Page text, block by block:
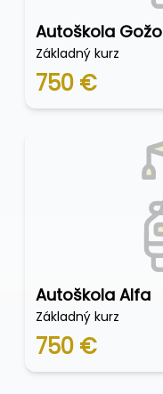
Autoškola Gožo
Základný kurz
750 €
Autoškola Alfa
Základný kurz
750 €